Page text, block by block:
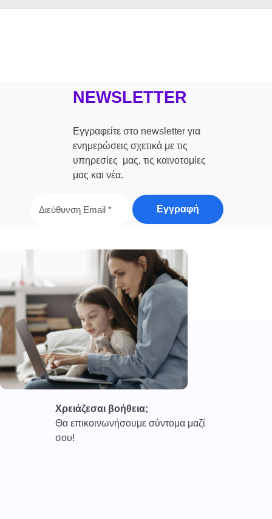
NEWSLETTER
Εγγραφείτε στο newsletter για
ενημερώσεις σχετικά με τις
υπηρεσίες μας, τις καινοτομίες
μας και νέα.
Χρειάζεσαι βοήθεια;
Θα επικοινωνήσουμε σύντομα μαζί
σου!